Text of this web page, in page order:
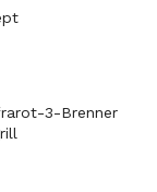
3-Brenner